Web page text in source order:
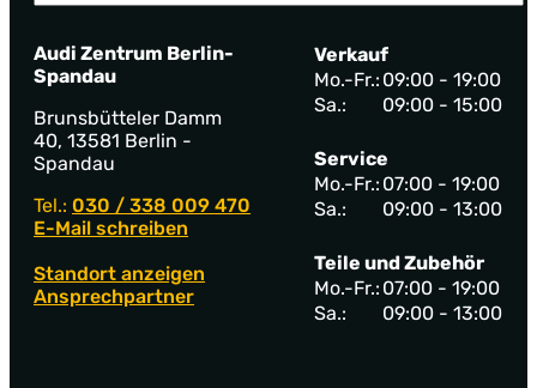
Audi Zentrum Berlin-
Spandau
Brunsbütteler Damm
40, 13581 Berlin -
Spandau
Tel.: 030 / 338 009 470
E-Mail schreiben
Standort anzeigen
Ansprechpartner
Verkauf
Mo.-Fr.: 09:00 - 19:00
Sa.:
09:00 - 15:00
Service
Mo.-Fr.: 07:00 - 19:00
Sa.:
09:00 - 13:00
Teile und Zubehör
Mo.-Fr.: 07:00 - 19:00
Sa.:
09:00 - 13:00